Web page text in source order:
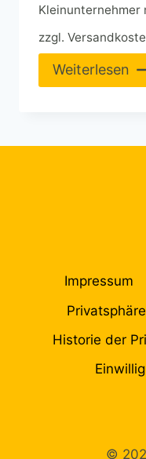
Kleinunternehmer
zzgl.
Weiterlesen
Impressum
Historie der
©